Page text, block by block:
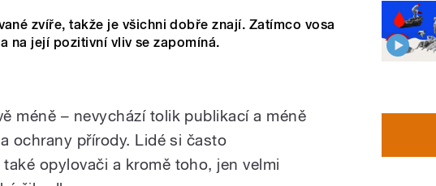
zvíře, takže je všichni dobře znají. Zatímco vosa
na její pozitivní vliv se zapomíná.
méně – nevychází tolik publikací a méně
ochrany přírody. Lidé si často
opylovači a kromě toho, jen velmi